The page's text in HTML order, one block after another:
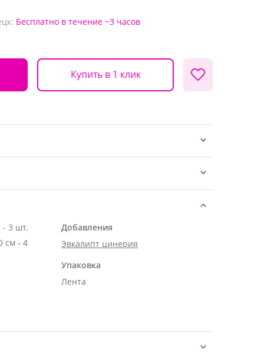
Бесплатно в течение ~3 часов
Купить в 1 клик
- 3 шт.
- 4
Добавления
Эвкалипт цинерия
Упаковка
Лента